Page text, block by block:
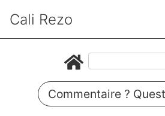
Cali Rezo
Commentaire ?